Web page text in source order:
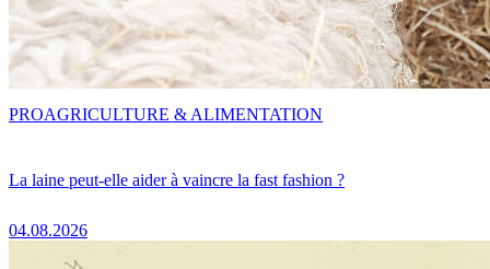
La laine peut-elle aider à vaincre la fast fashion ?
04.08.2026
PROAGRICULTURE & ALIMENTATION